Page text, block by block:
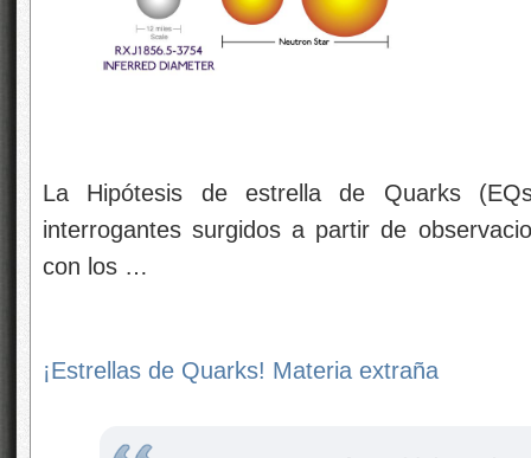
La Hipótesis de estrella de Quarks
interrogantes surgidos a partir de
con los …
¡Estrellas de Quarks! Materia extraña